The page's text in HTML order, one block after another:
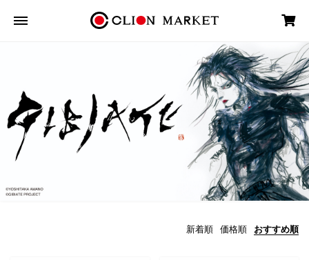
新着順 価格順 おすすめ順